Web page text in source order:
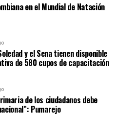
en el Mundial de Natación
y el Sena tienen disponible
de 580 cupos de capacitación
de los ciudadanos debe
Pumarejo